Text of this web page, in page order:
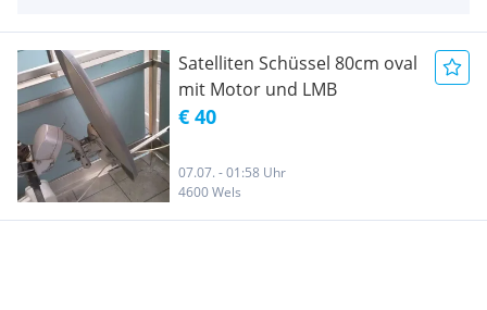
Satelliten Schüssel 80cm oval
mit Motor und LMB
€ 40
07.07. - 01:58 Uhr
4600 Wels